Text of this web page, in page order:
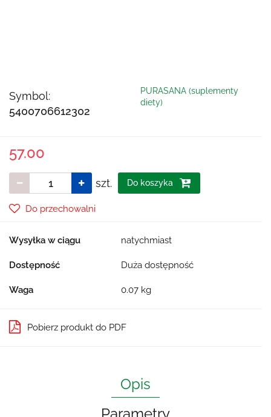
Symbol:
5400706612302
PURASANA (suplementy
diety)
57.00
szt. Do koszyka
Do przechowalni
Wysyłka w ciągu natychmiast
Dostępność Duża dostępność
Waga 0.07 kg
Pobierz produkt do PDF
Opis